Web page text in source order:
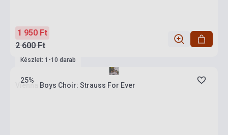
1 950 Ft
2 600 Ft
25%
Készlet: 1-10 darab
Vienna Boys Choir: Strauss For Ever